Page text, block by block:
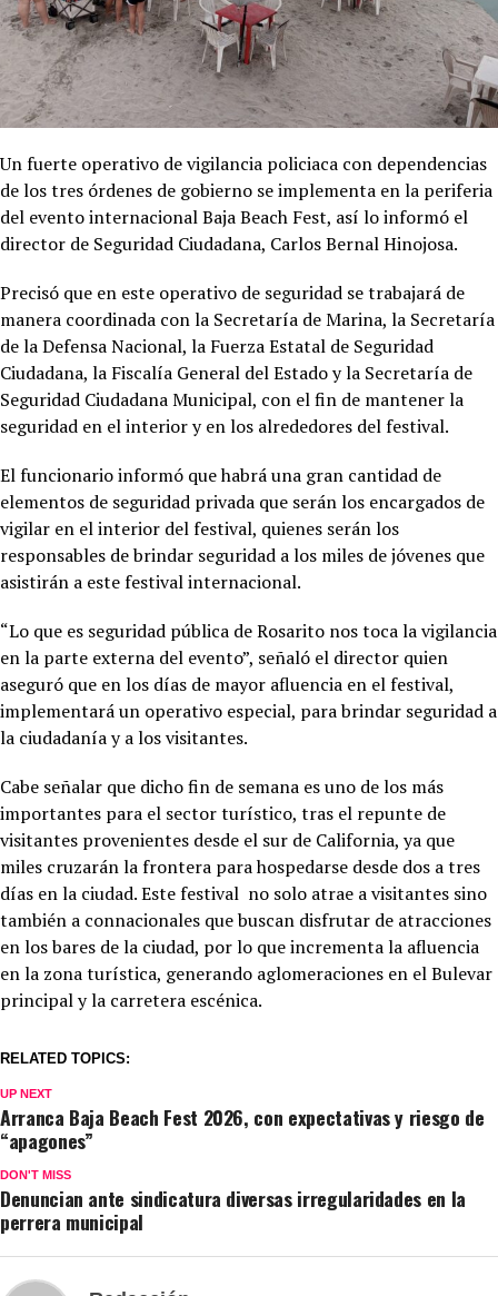
Un fuerte operativo de vigilancia policiaca con dependencias
de los tres órdenes de gobierno se implementa en la periferia
del evento internacional Baja Beach Fest, así lo informó el
director de Seguridad Ciudadana, Carlos Bernal Hinojosa.
Precisó que en este operativo de seguridad se trabajará de
manera coordinada con la Secretaría de Marina, la Secretaría
de la Defensa Nacional, la Fuerza Estatal de Seguridad
Ciudadana, la Fiscalía General del Estado y la Secretaría de
Seguridad Ciudadana Municipal, con el fin de mantener la
seguridad en el interior y en los alrededores del festival.
El funcionario informó que habrá una gran cantidad de
elementos de seguridad privada que serán los encargados de
vigilar en el interior del festival, quienes serán los
responsables de brindar seguridad a los miles de jóvenes que
asistirán a este festival internacional.
“Lo que es seguridad pública de Rosarito nos toca la vigilancia
en la parte externa del evento”, señaló el director quien
aseguró que en los días de mayor afluencia en el festival,
implementará un operativo especial, para brindar seguridad a
la ciudadanía y a los visitantes.
Cabe señalar que dicho fin de semana es uno de los más
importantes para el sector turístico, tras el repunte de
visitantes provenientes desde el sur de California, ya que
miles cruzarán la frontera para hospedarse desde dos a tres
días en la ciudad. Este festival no solo atrae a visitantes sino
también a connacionales que buscan disfrutar de atracciones
en los bares de la ciudad, por lo que incrementa la afluencia
en la zona turística, generando aglomeraciones en el Bulevar
principal y la carretera escénica.
RELATED TOPICS:
UP NEXT
Arranca Baja Beach Fest 2026, con expectativas y riesgo de
“apagones”
DON'T MISS
Denuncian ante sindicatura diversas irregularidades en la
perrera municipal